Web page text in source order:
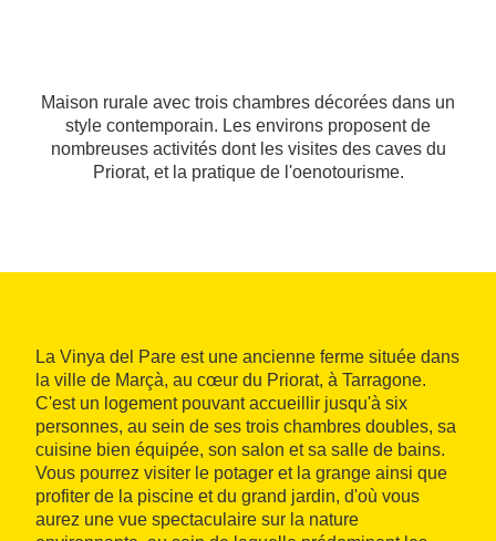
Maison rurale avec trois chambres décorées dans un
style contemporain. Les environs proposent de
nombreuses activités dont les visites des caves du
Priorat, et la pratique de l'oenotourisme.
La Vinya del Pare est une ancienne ferme située dans
la ville de Marçà, au cœur du Priorat, à Tarragone.
C'est un logement pouvant accueillir jusqu'à six
personnes, au sein de ses trois chambres doubles, sa
cuisine bien équipée, son salon et sa salle de bains.
Vous pourrez visiter le potager et la grange ainsi que
profiter de la piscine et du grand jardin, d'où vous
aurez une vue spectaculaire sur la nature